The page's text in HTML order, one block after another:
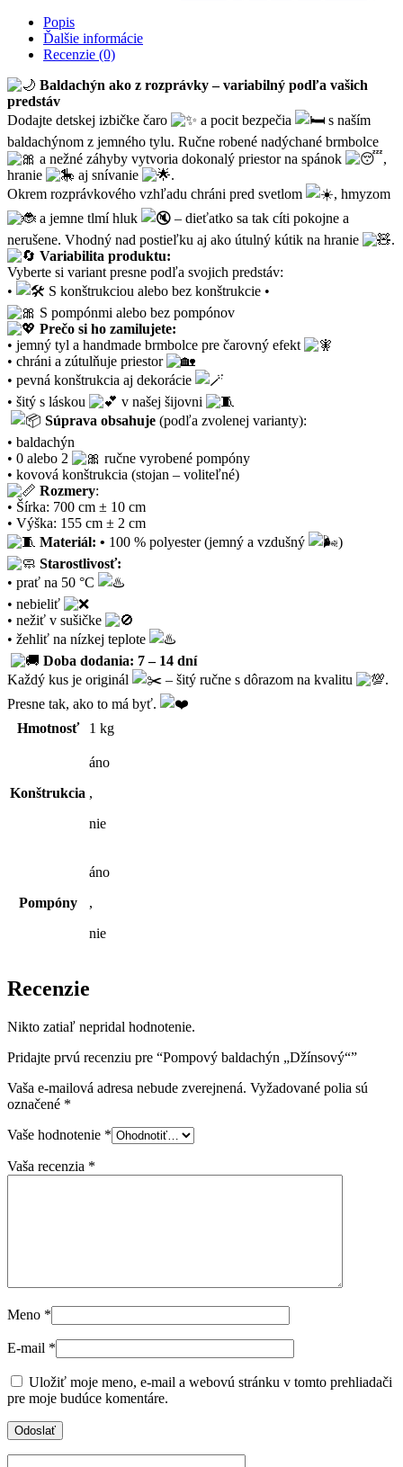
Popis
Ďalšie informácie
Recenzie (0)
Baldachýn ako z rozprávky – variabilný podľa vašich
predstáv
Dodajte detskej izbičke čaro
a pocit bezpečia
s naším
baldachýnom z jemného tylu. Ručne robené nadýchané brmbolce
a nežné záhyby vytvoria dokonalý priestor na spánok
,
hranie
aj snívanie
.
Okrem rozprávkového vzhľadu chráni pred svetlom
, hmyzom
a jemne tlmí hluk
– dieťatko sa tak cíti pokojne a
nerušene. Vhodný nad postieľku aj ako útulný kútik na hranie
.
Variabilita produktu:
Vyberte si variant presne podľa svojich predstáv:
•
S konštrukciou alebo bez konštrukcie •
S pompónmi alebo bez pompónov
Prečo si ho zamilujete:
• jemný tyl a handmade brmbolce pre čarovný efekt
• chráni a zútulňuje priestor
• pevná konštrukcia aj dekorácie
• šitý s láskou
v našej šijovni
Súprava obsahuje (podľa zvolenej varianty):
• baldachýn
• 0 alebo 2
ručne vyrobené pompóny
• kovová konštrukcia (stojan – voliteľné)
Rozmery:
• Šírka: 700 cm ± 10 cm
• Výška: 155 cm ± 2 cm
Materiál: • 100 % polyester (jemný a vzdušný
)
Starostlivosť:
• prať na 50 °C
• nebieliť
• nežiť v sušičke
• žehliť na nízkej teplote
Doba dodania: 7 – 14 dní
Každý kus je originál
– šitý ručne s dôrazom na kvalitu
.
Presne tak, ako to má byť.
Hmotnosť
1 kg
Konštrukcia
áno
,
nie
Pompóny
áno
,
nie
Recenzie
Nikto zatiaľ nepridal hodnotenie.
Pridajte prvú recenziu pre “Pompový baldachýn „Džínsový“”
Vaša e-mailová adresa nebude zverejnená. Vyžadované polia sú
označené *
Vaše hodnotenie *
Vaša recenzia *
Meno *
E-mail *
Uložiť moje meno, e-mail a webovú stránku v tomto prehliadači
pre moje budúce komentáre.